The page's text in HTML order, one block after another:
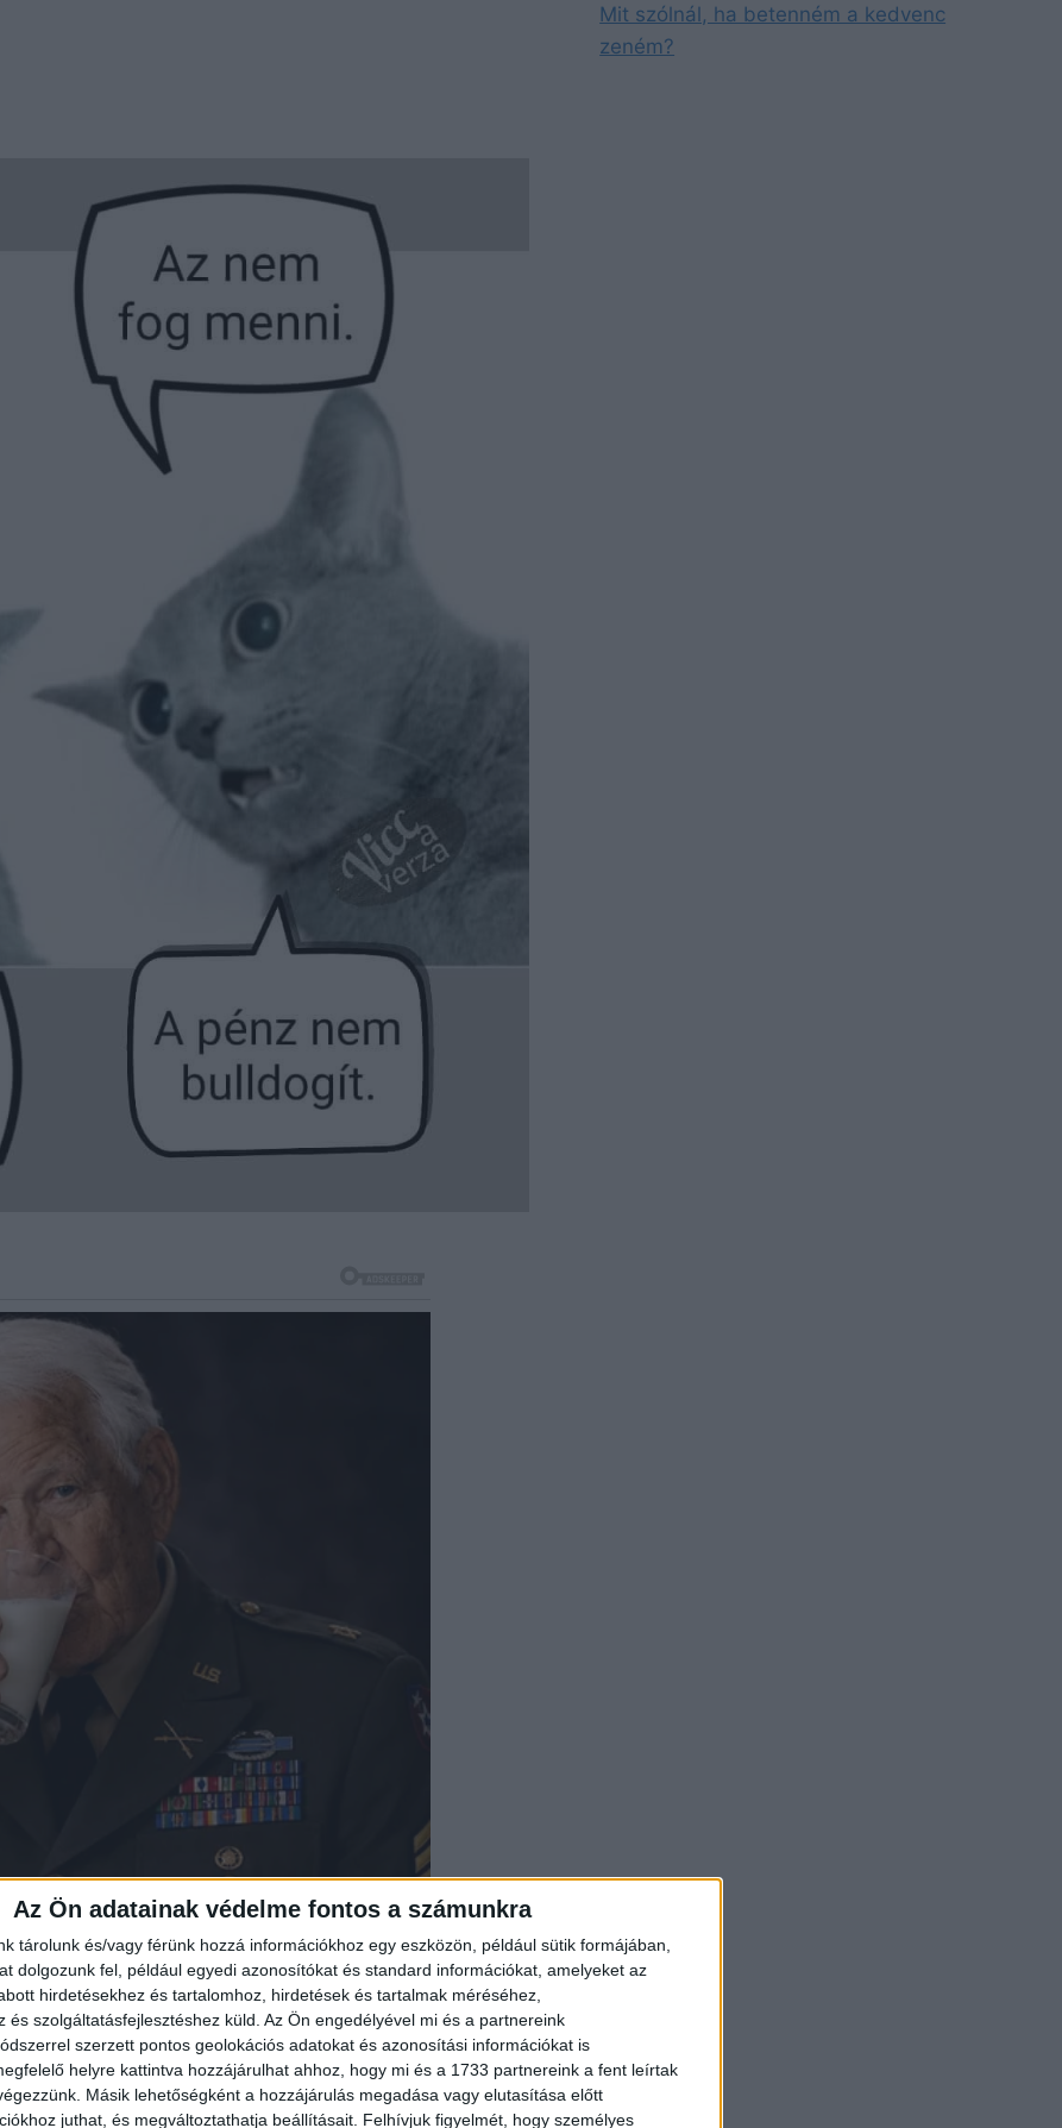
Az Ön adatainak védelme fontos a számunkra
tárolunk és/vagy férünk hozzá információkhoz egy eszközön, például sütik formájában,
dolgozunk fel, például egyedi azonosítókat és standard információkat, amelyeket az
hirdetésekhez és tartalomhoz, hirdetések és tartalmak méréséhez,
és szolgáltatásfejlesztéshez küld. Az Ön engedélyével mi és a partnereink
szerzett pontos geolokációs adatokat és azonosítási információkat is
helyre kattintva hozzájárulhat ahhoz, hogy mi és a 1733 partnereink a fent leírtak
Másik lehetőségként a hozzájárulás megadása vagy elutasítása előtt
juthat, és megváltoztathatja beállításait. Felhívjuk figyelmét, hogy személyes
Mit szólnál, ha betenném a kedvenc
zeném?